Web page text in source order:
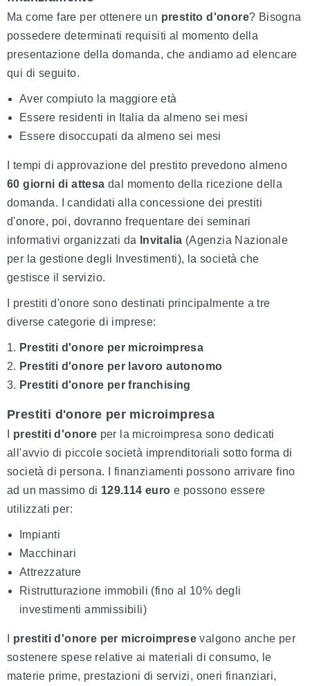
Ma come fare per ottenere un prestito d'onore? Bisogna
possedere determinati requisiti al momento della
presentazione della domanda, che andiamo ad elencare
qui di seguito.
Aver compiuto la maggiore età
Essere residenti in Italia da almeno sei mesi
Essere disoccupati da almeno sei mesi
I tempi di approvazione del prestito prevedono almeno
60 giorni di attesa dal momento della ricezione della
domanda. I candidati alla concessione dei prestiti
d'onore, poi, dovranno frequentare dei seminari
informativi organizzati da
Invitalia (Agenzia Nazionale
per la gestione degli Investimenti), la società che
gestisce il servizio.
I prestiti d'onore sono destinati principalmente a tre
diverse categorie di imprese:
Prestiti d'onore per microimpresa
Prestiti d'onore per lavoro autonomo
Prestiti d'onore per franchising
Prestiti d'onore per microimpresa
prestiti d'onore per la microimpresa sono dedicati
all'avvio di piccole società imprenditoriali sotto forma di
società di persona. I finanziamenti possono arrivare fino
ad un massimo di 129.114 euro e possono essere
utilizzati per:
Impianti
Macchinari
Attrezzature
Ristrutturazione immobili (fino al 10% degli
investimenti ammissibili)
prestiti d'onore per microimprese valgono anche per
sostenere spese relative ai materiali di consumo, le
materie prime, prestazioni di servizi, oneri finanziari,